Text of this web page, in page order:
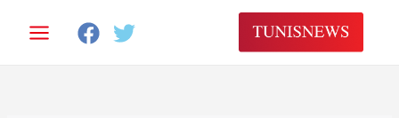
المحتوى